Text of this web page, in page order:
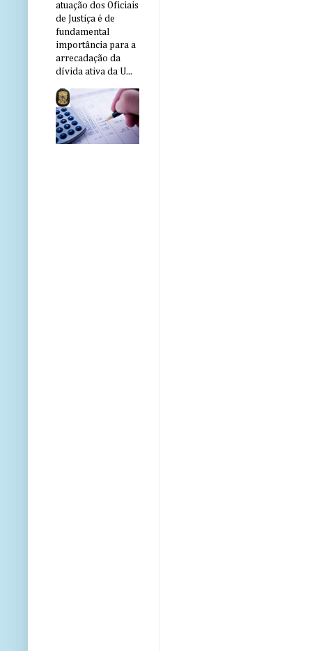
atuação dos Oficiais
de Justiça é de
fundamental
importância para a
arrecadação da
dívida ativa da U...